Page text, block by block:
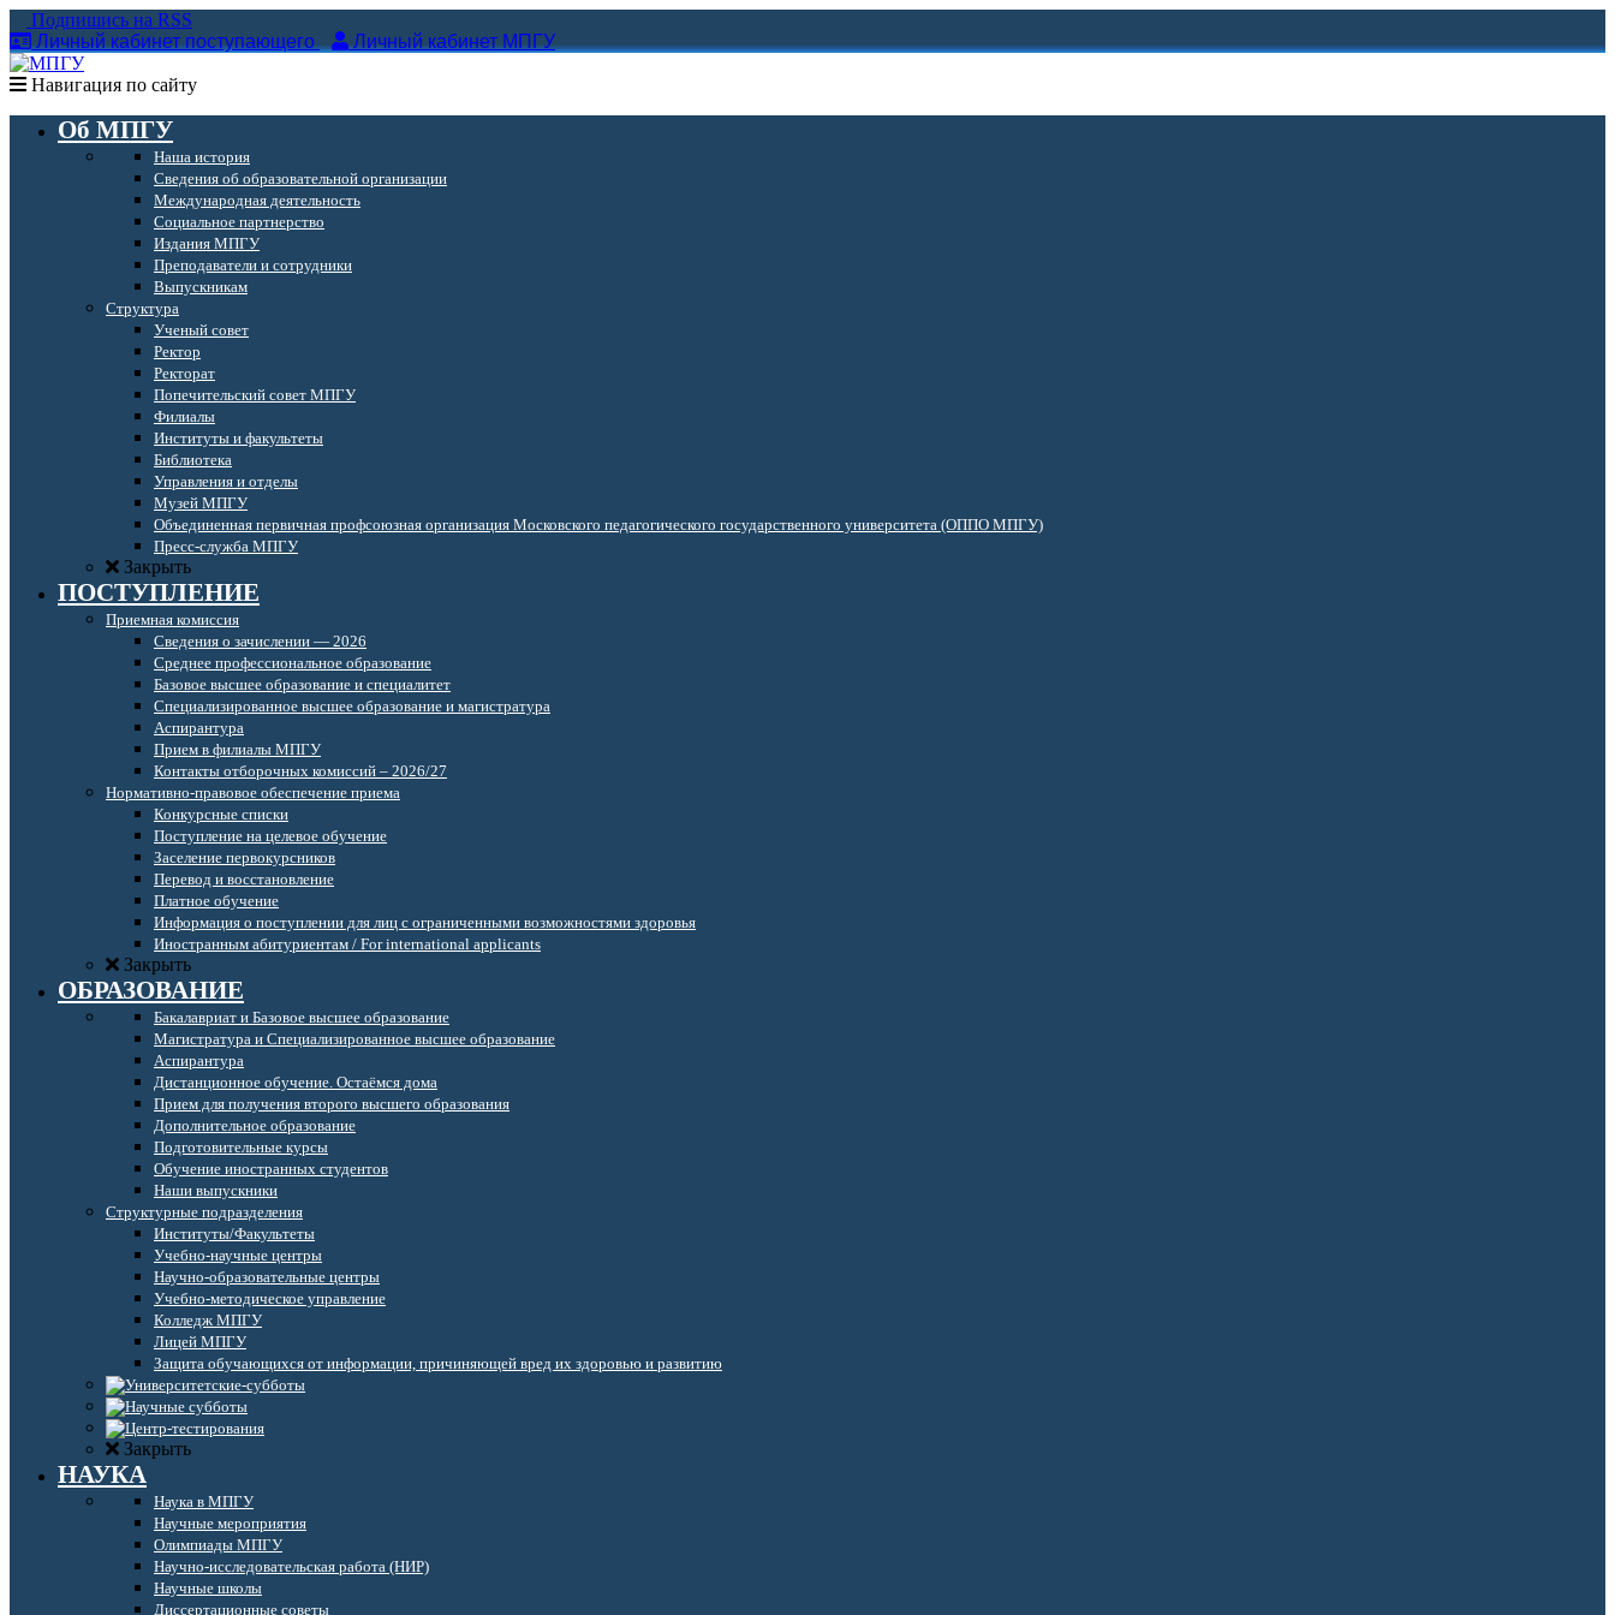
Подпишись на RSS
Личный кабинет поступающего
Личный кабинет МПГУ
Навигация по сайту
Об МПГУ
Наша история
Сведения об образовательной организации
Международная деятельность
Социальное партнерство
Издания МПГУ
Преподаватели и сотрудники
Выпускникам
Структура
Ученый совет
Ректор
Ректорат
Попечительский совет МПГУ
Филиалы
Институты и факультеты
Библиотека
Управления и отделы
Музей МПГУ
Объединенная первичная профсоюзная организация Московского педагогического государственного университета (ОППО МПГУ)
Пресс-служба МПГУ
Закрыть
ПОСТУПЛЕНИЕ
Приемная комиссия
Сведения о зачислении — 2026
Среднее профессиональное образование
Базовое высшее образование и специалитет
Специализированное высшее образование и магистратура
Аспирантура
Прием в филиалы МПГУ
Контакты отборочных комиссий – 2026/27
Нормативно-правовое обеспечение приема
Конкурсные списки
Поступление на целевое обучение
Заселение первокурсников
Перевод и восстановление
Платное обучение
Информация о поступлении для лиц с ограниченными возможностями здоровья
Иностранным абитуриентам / For international applicants
Закрыть
ОБРАЗОВАНИЕ
Бакалавриат и Базовое высшее образование
Магистратура и Специализированное высшее образование
Аспирантура
Дистанционное обучение. Остаёмся дома
Прием для получения второго высшего образования
Дополнительное образование
Подготовительные курсы
Обучение иностранных студентов
Наши выпускники
Структурные подразделения
Институты/Факультеты
Учебно-научные центры
Научно-образовательные центры
Учебно-методическое управление
Колледж МПГУ
Лицей МПГУ
Защита обучающихся от информации, причиняющей вред их здоровью и развитию
Закрыть
НАУКА
Наука в МПГУ
Научные мероприятия
Олимпиады МПГУ
Научно-исследовательская работа (НИР)
Научные школы
Диссертационные советы